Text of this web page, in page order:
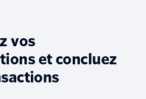
vos
et concluez